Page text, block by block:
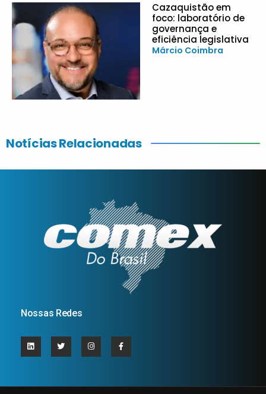
Cazaquistão em
foco: laboratório de
governança e
eficiência legislativa
Márcio Coimbra
Notícias Relacionadas
Nossas Redes